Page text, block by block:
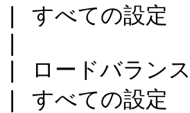
| すべての設定
| ロードバラ
| すべての設定